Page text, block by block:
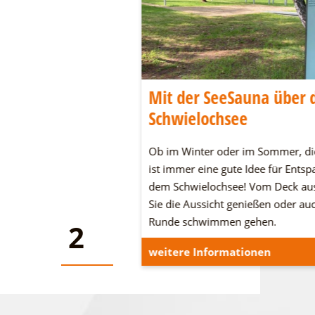
Mit der SeeSauna über
Schwielochsee
Ob im Winter oder im Sommer,
ist immer eine gute Idee für
dem Schwielochsee! Vom Deck
Sie die Aussicht genießen oder
Runde schwimmen gehen.
weitere Informationen
2